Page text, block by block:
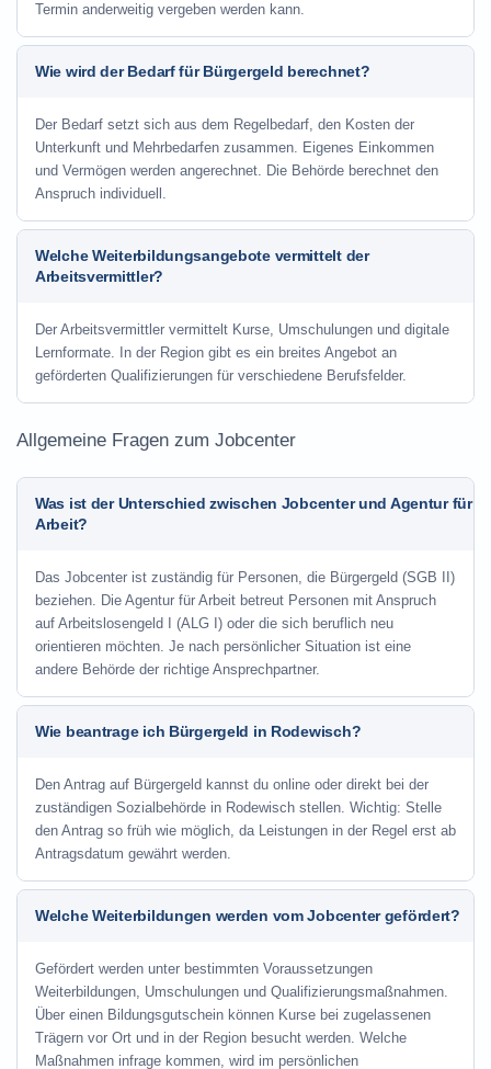
Termin anderweitig vergeben werden kann.
Wie wird der Bedarf für Bürgergeld berechnet?
Der Bedarf setzt sich aus dem Regelbedarf, den Kosten der
Unterkunft und Mehrbedarfen zusammen. Eigenes Einkommen
und Vermögen werden angerechnet. Die Behörde berechnet den
Anspruch individuell.
Welche Weiterbildungsangebote vermittelt der
Arbeitsvermittler?
Der Arbeitsvermittler vermittelt Kurse, Umschulungen und digitale
Lernformate. In der Region gibt es ein breites Angebot an
geförderten Qualifizierungen für verschiedene Berufsfelder.
Allgemeine Fragen zum Jobcenter
Was ist der Unterschied zwischen Jobcenter und Agentur für
Arbeit?
Das Jobcenter ist zuständig für Personen, die Bürgergeld (SGB II)
beziehen. Die Agentur für Arbeit betreut Personen mit Anspruch
auf Arbeitslosengeld I (ALG I) oder die sich beruflich neu
orientieren möchten. Je nach persönlicher Situation ist eine
andere Behörde der richtige Ansprechpartner.
Wie beantrage ich Bürgergeld in Rodewisch?
Den Antrag auf Bürgergeld kannst du online oder direkt bei der
zuständigen Sozialbehörde in Rodewisch stellen. Wichtig: Stelle
den Antrag so früh wie möglich, da Leistungen in der Regel erst ab
Antragsdatum gewährt werden.
Welche Weiterbildungen werden vom Jobcenter gefördert?
Gefördert werden unter bestimmten Voraussetzungen
Weiterbildungen, Umschulungen und Qualifizierungsmaßnahmen.
Über einen Bildungsgutschein können Kurse bei zugelassenen
Trägern vor Ort und in der Region besucht werden. Welche
Maßnahmen infrage kommen, wird im persönlichen